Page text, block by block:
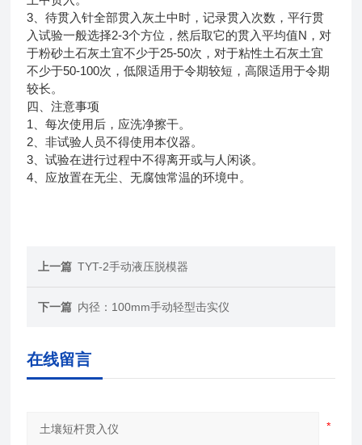
3 、待贯入针全部贯入灰土中时，记录贯入次数，平行贯
入试验一般选择2-3个方位，然后取它的贯入平均值N ，对
于粉砂土石灰土宜不少于25-50次，对于粘性土石灰土宜
不少于50-100次，低限适用于令期较短，高限适用于令期
较长。
四、注意事项
1 、每次使用后，应洗净擦干。
2 、非试验人员不得使用本仪器。
3 、试验在进行过程中不得离开或与人闲谈。
4 、应放置在无尘、无腐蚀常温的环境中。
上一篇 TYT-2手动液压脱模器
下一篇 内径：100mm手动轻型击实仪
在线留言